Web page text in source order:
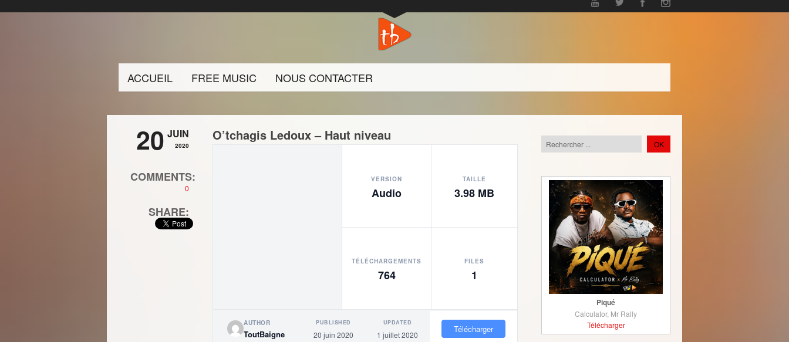
ACCUEIL FREE MUSIC NOUS CONTACTER
20 JUIN
2020
COMMENTS:
0
SHARE:
O’tchagis Ledoux – Haut niveau
VERSION
Audio
TAILLE
3.98 MB
TÉLÉCHARGEMENTS
764
FILES
1
AUTHOR
ToutBaigne
PUBLISHED
20 juin 2020
UPDATED
1 juillet 2020
Télécharger
Piqué
Calculator, Mr Rally
Télécharger